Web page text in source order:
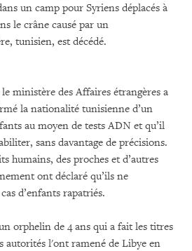
un camp pour Syriens déplacés à
le crâne causé par un
tunisien, est décédé.
ministère des Affaires étrangères a
la nationalité tunisienne d’un
au moyen de tests ADN et qu’il
sans davantage de précisions.
humains, des proches et d’autres
ont déclaré qu’ils ne
d’enfants rapatriés.
orphelin de 4 ans qui a fait les titres
autorités l'ont ramené de Libye en